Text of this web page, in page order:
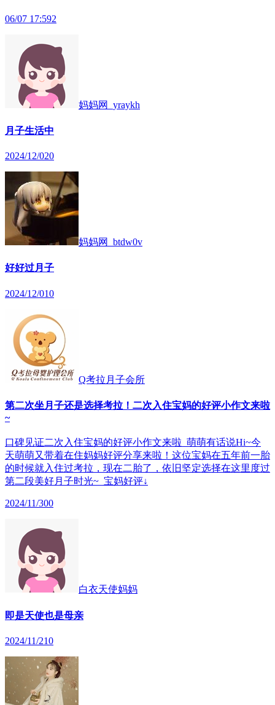
06/07 17:592
妈妈网_yraykh
月子生活中
2024/12/020
妈妈网_btdw0v
好好过月子
2024/12/010
Q考拉月子会所
第二次坐月子还是选择考拉！二次入住宝妈的好评小作文来啦
~
口碑见证二次入住宝妈的好评小作文来啦 萌萌有话说Hi~今
天萌萌又带着在住妈妈好评分享来啦！这位宝妈在五年前一胎
的时候就入住过考拉，现在二胎了，依旧坚定选择在这里度过
第二段美好月子时光~ 宝妈好评↓
2024/11/300
白衣天使妈妈
即是天使也是母亲
2024/11/210